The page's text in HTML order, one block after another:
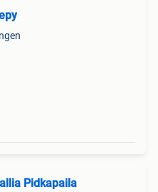
Pidkapaila